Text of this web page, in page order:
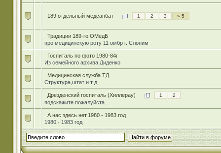
189 отдельный медсанбат 1 2 3 » 5
Традиции 189-го ОМедБ
про медицинскую роту 11 омбр г. Слоним
Госпиталь по фото 1980-84г
Из семейного архива Диденко
Медицинская служба ТД
Структура,штат и т д
Дрезденский госпиталь (Хиллерау) 1 2
подскажите пожалуйста...
А нас здесь нет.1980 - 1983 год
1980 - 1983 год